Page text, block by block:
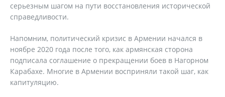
серьезным шагом на пути восстановления исторической
справедливости.
Напомним, политический кризис в Армении начался в
ноябре 2020 года после того, как армянская сторона
подписала соглашение о прекращении боев в Нагорном
Карабахе. Многие в Армении восприняли такой шаг, как
капитуляцию.